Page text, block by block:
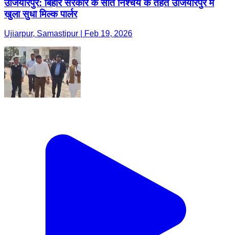
उजियारपुर: बिहार सरकार के सात निश्चय के तहत उजियारपुर में
खुला सुधा मिल्क पार्लर
Ujiarpur, Samastipur | Feb 19, 2026